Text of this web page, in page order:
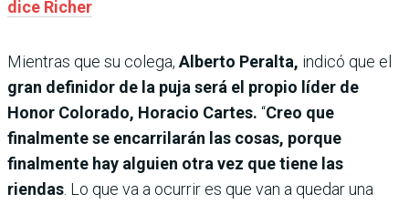
dice Richer
Mientras que su colega, Alberto Peralta, indicó que el
gran definidor de la puja será el propio líder de
Honor Colorado, Horacio Cartes. “Creo que
finalmente se encarrilarán las cosas, porque
finalmente hay alguien otra vez que tiene las
riendas. Lo que va a ocurrir es que van a quedar una